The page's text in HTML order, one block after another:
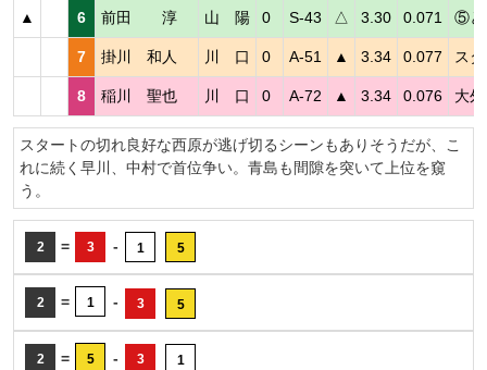
▲ 6 前田 淳 山 陽 0 S-43 △ 3.30 0.071 ⑤と
7 掛川 和人 川 口 0 A-51 ▲ 3.34 0.077 ス
8 稲川 聖也 川 口 0 A-72 ▲ 3.34 0.076 大
スタートの切れ良好な西原が逃げ切るシーンもありそうだが、こ
れに続く早川、中村で首位争い。青島も間隙を突いて上位を窺
う。
2 = 3 - 1 5
2 = 1 - 3 5
2 = 5 - 3 1